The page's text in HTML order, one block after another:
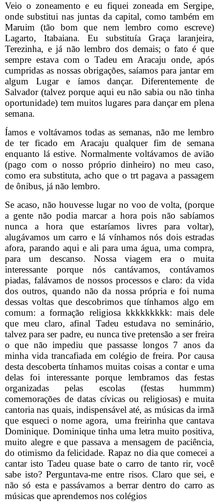
Veio o zoneamento e eu fiquei zoneada em Sergipe,
onde substitui nas juntas da capital, como também em
Maruim (tão bom que nem lembro como escreve)
Lagarto, Itabaiana. Eu substituía Graça laranjeira,
Terezinha, e já não lembro dos demais; o fato é que
sempre estava com o Tadeu em Aracaju onde, após
cumpridas as nossas obrigações, saíamos para jantar em
algum Lugar e íamos dançar. Diferentemente de
Salvador (talvez porque aqui eu não sabia ou não tinha
oportunidade) tem muitos lugares para dançar em plena
semana.
Íamos e voltávamos todas as semanas, não me lembro
de ter ficado em Aracaju qualquer fim de semana
enquanto lá estive. Normalmente voltávamos de avião
(pago com o nosso próprio dinheiro) no meu caso,
como era substituta, acho que o trt pagava a passagem
de ônibus, já não lembro.
Se acaso, não houvesse lugar no voo de volta, (porque
a gente não podia marcar a hora pois não sabíamos
nunca a hora que estaríamos livres para voltar),
alugávamos um carro e lá vínhamos nós dois estradas
afora, parando aqui e ali para uma água, uma compra,
para um descanso. Nossa viagem era o muita
interessante porque nós cantávamos, contávamos
piadas, falávamos de nossos processos e claro: da vida
dos outros, quando não da nossa própria e foi numa
dessas voltas que descobrimos que tínhamos algo em
comum: a formação religiosa kkkkkkkkk: mais dele
que meu claro, afinal Tadeu estudava no seminário,
talvez para ser padre, eu nunca tive pretensão a ser freira
o que não impediu que passasse longos 7 anos da
minha vida trancafiada em colégio de freira. Por causa
desta descoberta tínhamos muitas coisas a contar e uma
delas foi interessante porque lembramos das festas
organizadas pelas escolas (festas hummm)
comemorações de datas cívicas ou religiosas) e muita
cantoria nas quais, indispensável até, as músicas da irmã
que esqueci o nome agora,
uma freirinha que cantava
Dominique. Dominique tinha uma letra muito positiva,
muito alegre e que passava a mensagem de paciência,
do otimismo da felicidade. Rapaz no dia que comecei a
cantar isto Tadeu quase bate o carro de tanto rir, você
sabe isto? Perguntava-me entre risos. Claro que sei, e
não só esta e passávamos a berrar dentro do carro as
músicas que aprendemos nos colégios